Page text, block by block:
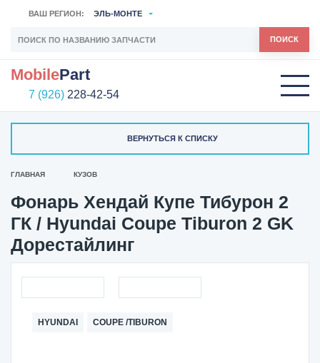
ВАШ РЕГИОН: ЭЛЬ-МОНТЕ
ПОИСК
MobilePart
7 (926) 228-42-54
ВЕРНУТЬСЯ К СПИСКУ
ГЛАВНАЯ КУЗОВ
Фонарь Хендай Купе Тибурон 2
ГК / Hyundai Coupe Tiburon 2 GK
Дорестайлинг
HYUNDAI COUPE /TIBURON